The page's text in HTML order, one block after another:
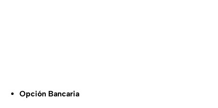
Opción Bancaria